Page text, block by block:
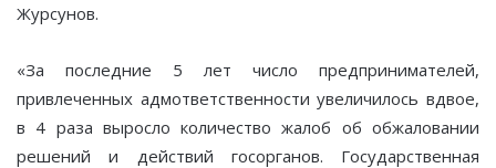
Журсунов.
«За последние 5 лет число предпринимателей,
привлеченных адмответственности увеличилось вдвое,
в 4 раза выросло количество жалоб об обжаловании
решений и действий госорганов. Государственная